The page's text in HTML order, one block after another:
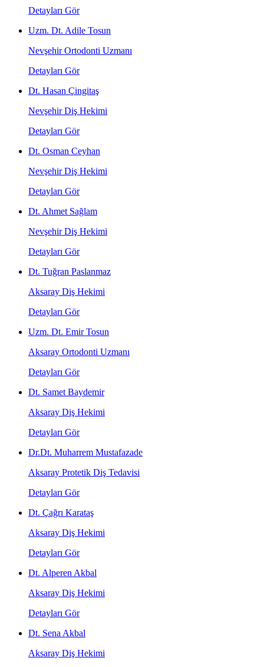
Detayları Gör
Uzm. Dt. Adile Tosun
Nevşehir Ortodonti Uzmanı
Detayları Gör
Dt. Hasan Çingitaş
Nevşehir Diş Hekimi
Detayları Gör
Dt. Osman Ceyhan
Nevşehir Diş Hekimi
Detayları Gör
Dt. Ahmet Sağlam
Nevşehir Diş Hekimi
Detayları Gör
Dt. Tuğran Paslanmaz
Aksaray Diş Hekimi
Detayları Gör
Uzm. Dt. Emir Tosun
Aksaray Ortodonti Uzmanı
Detayları Gör
Dt. Samet Baydemir
Aksaray Diş Hekimi
Detayları Gör
Dr.Dt. Muharrem Mustafazade
Aksaray Protetik Diş Tedavisi
Detayları Gör
Dt. Çağrı Karataş
Aksaray Diş Hekimi
Detayları Gör
Dt. Alperen Akbal
Aksaray Diş Hekimi
Detayları Gör
Dt. Sena Akbal
Aksaray Diş Hekimi